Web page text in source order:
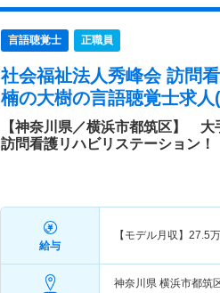
言語聴覚士 正職員
社会福祉法人秀峰会 訪問
楠の大樹の言語聴覚士求人
【神奈川県／横浜市都筑区】
訪問看護リハビリステーション！
給与
【モデル月収】 27.5
神奈川県 横浜市都筑